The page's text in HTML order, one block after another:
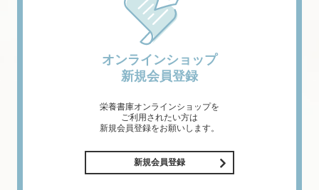
オンラインショップ
新規会員登録
栄養書庫オンラインショップを
ご利用されたい方は
新規会員登録をお願いします。
新規会員登録